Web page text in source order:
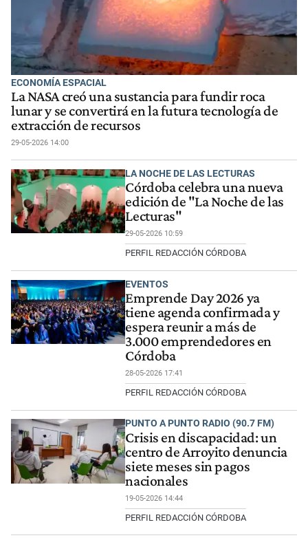
ECONOMÍA ESPACIAL
La NASA creó una sustancia para fundir roca
lunar y se convertirá en la futura tecnología de
extracción de recursos
29-05-2026 14:00
LA NOCHE DE LAS LECTURAS
Córdoba celebra una nueva
edición de "La Noche de las
Lecturas"
29-05-2026 10:59
PERFIL REDACCIÓN CÓRDOBA
EVENTOS
Emprende Day 2026 ya
tiene agenda confirmada y
espera reunir a más de
3.000 emprendedores en
Córdoba
28-05-2026 17:41
PERFIL REDACCIÓN CÓRDOBA
PUNTO A PUNTO RADIO (90.7 FM)
Crisis en discapacidad: un
centro de Arroyito denuncia
siete meses sin pagos
nacionales
19-05-2026 14:44
PERFIL REDACCIÓN CÓRDOBA